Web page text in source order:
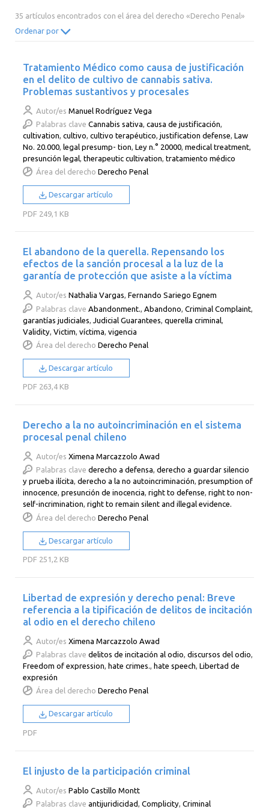
2002 2001 2000
35 artículos encontrados con el área del derecho «Derecho Penal»
Ordenar por
Tratamiento Médico como causa de justificación
en el delito de cultivo de cannabis sativa.
Problemas sustantivos y procesales
Autor/es Manuel Rodríguez Vega
Palabras clave Cannabis sativa,causa de justificación,
cultivation,cultivo,cultivo terapéutico,justification defense,Law
No. 20.000, legal presump- tion,Ley n.° 20000,medical treatment,
presunción legal,therapeutic cultivation,tratamiento médico
Área del derecho Derecho Penal
Descargar artículo
PDF 249,1 KB
El abandono de la querella. Repensando los
efectos de la sanción procesal a la luz de la
garantía de protección que asiste a la víctima
Autor/es Nathalia Vargas,Fernando Sariego Egnem
Palabras clave Abandonment. Abandono ,Criminal Complaint
garantías judiciales
Judicial Guarantees ,querella criminal
Validity ,Victim ,víctima ,vigencia
Área del derecho Derecho Penal
Descargar artículo
PDF 263,4 KB
Derecho a la no autoincriminación en el sistema
procesal penal chileno
Autor/es Ximena Marcazzolo Awad
Palabras clave derecho a defensa,derecho a guardar silencio
y prueba ilícita,derecho a la no autoincriminación,presumption of
innocence,presunción de inocencia,right to defense,right to non-
self-incrimination,right to remain silent and illegal evidence.
Área del derecho Derecho Penal
Descargar artículo
PDF 251,2 KB
Libertad de expresión y derecho penal: Breve
referencia a la tipificación de delitos de incitación
al odio en el derecho chileno
Autor/es Ximena Marcazzolo Awad
Palabras clave delitos de incitación al odio,discursos del odio,
Freedom of expression, hate crimes., hate speech,Libertad de
expresión
Área del derecho Derecho Penal
Descargar artículo
PDF
El injusto de la participación criminal
Autor/es Pablo Castillo Montt
Palabras clave antijuridicidad,Complicity,Criminal